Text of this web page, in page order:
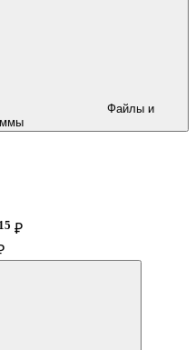
15 ₽